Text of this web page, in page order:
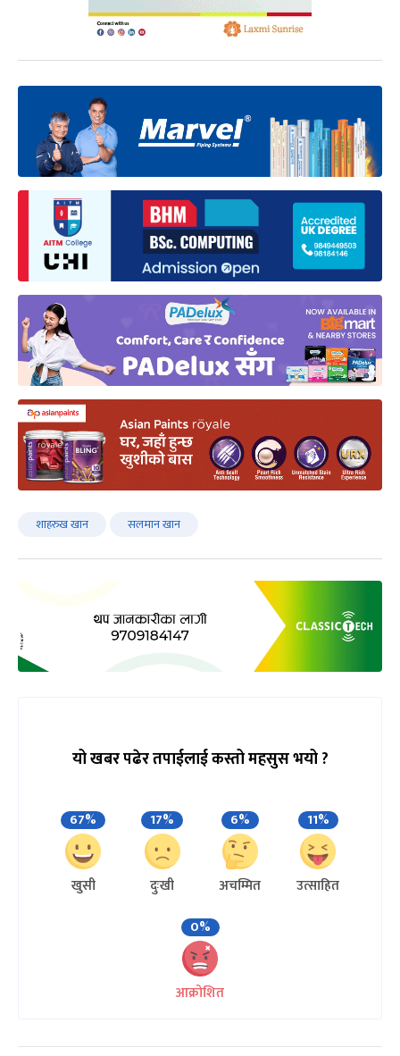
शाहरुख खान सलमान खान
यो खबर पढेर तपाईलाई कस्तो महसुस भयो ?
67%
खुसी
17%
दुःखी
6%
अचम्मित
11%
उत्साहित
0%
आक्रोशित